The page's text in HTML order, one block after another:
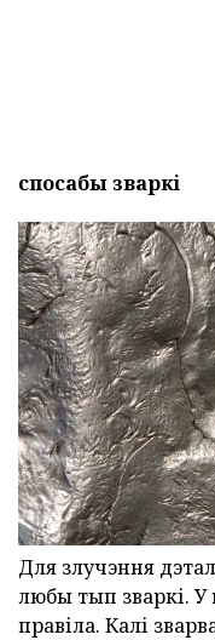
спосабы зваркі
Для злучэння
любы тып зваркі. У
правіла. Калі